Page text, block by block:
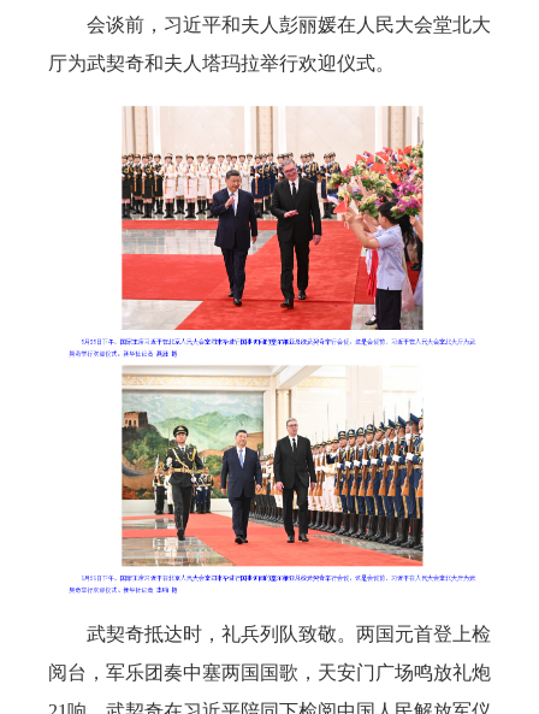
会谈前，习近平和夫人彭丽媛在人民大会堂北大
厅为武契奇和夫人塔玛拉举行欢迎仪式。
武契奇抵达时，礼兵列队致敬。两国元首登上检
阅台，军乐团奏中塞两国国歌，天安门广场鸣放礼炮